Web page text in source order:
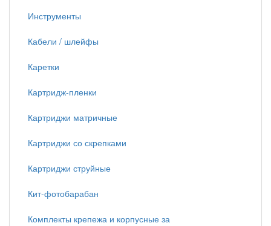
Инструменты
Кабели / шлейфы
Каретки
Картридж-пленки
Картриджи матричные
Картриджи со скрепками
Картриджи струйные
Кит-фотобарабан
Комплекты крепежа и корпусные за